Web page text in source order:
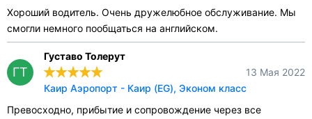
Хороший водитель. Очень дружелюбное обслуживание. Мы
смогли немного пообщаться на английском.
ГТ
Густаво Толерут
13 Мая 2022
Каир Аэропорт - Каир (EG), Эконом класс
Превосходно, прибытие и сопровождение через все